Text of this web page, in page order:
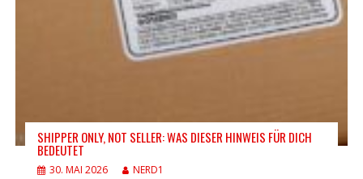
SHIPPER ONLY, NOT SELLER: WAS DIESER HINWEIS FÜR DICH
BEDEUTET
30. MAI 2026 NERD1